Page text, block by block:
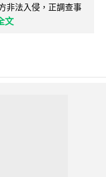
非法入侵，正調查事
文